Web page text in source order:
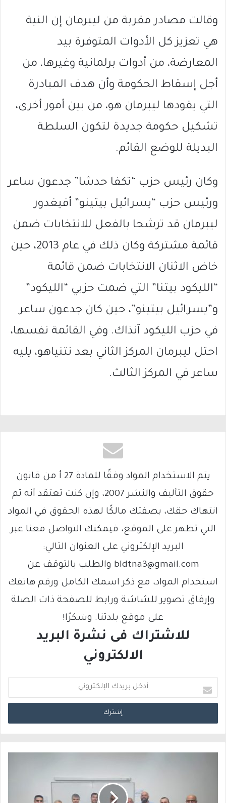
وقالت مصادر مقربة من ليبرمان إن النية
هي تعزيز كل الأدوات المتوفرة بيد
المعارضة، من أدوات برلمانية وغيرها، من
أجل إسقاط الحكومة وأن هدف المبادرة
التي يقودها ليبرمان هو، من بين أمور أخرى،
تشكيل حكومة جديدة لتكون السلطة
البديلة للوضع القائم.
وكان رئيس حزب “تكفا حدشا” جدعون ساعر
ورئيس حزب “يسرائيل بيتينو” أفيغدور
ليبرمان قد ترشحا بالفعل للانتخابات ضمن
قائمة مشتركة وكان ذلك في عام 2013، حين
خاض الاثنان الانتخابات ضمن قائمة
“الليكود بيتنا” التي ضمت حزبي “الليكود”
و”يسرائيل بيتينو”، حين كان جدعون ساعر
في حزب الليكود آنذاك. وفي القائمة نفسها،
احتل ليبرمان المركز الثاني بعد نتنياهو، يليه
ساعر في المركز الثالث.
يتم الاستخدام المواد وفقًا للمادة 27 أ من قانون
حقوق التأليف والنشر 2007، وإن كنت تعتقد أنه تم
انتهاك حقك، بصفتك مالكًا لهذه الحقوق في المواد
التي تظهر على الموقع، فيمكنك التواصل معنا عبر
البريد الإلكتروني على العنوان التالي:
bldtna3@gmail.com والطلب بالتوقف عن
استخدام المواد، مع ذكر اسمك الكامل ورقم هاتفك
وإرفاق تصوير للشاشة ورابط للصفحة ذات الصلة
على موقع بلدتنا. وشكرًا!
للاشتراك فى نشرة البريد
الالكتروني
د
خ